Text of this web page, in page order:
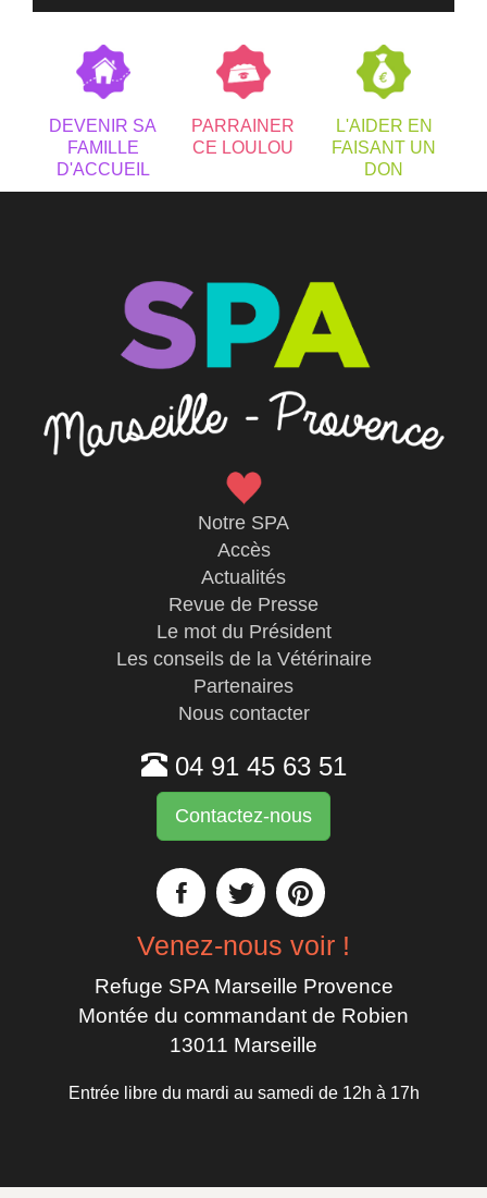
DEVENIR SA
FAMILLE
D'ACCUEIL
PARRAINER
CE LOULOU
L'AIDER EN
FAISANT UN
DON
Notre SPA
Accès
Actualités
Revue de Presse
Le mot du Président
Les conseils de la Vétérinaire
Partenaires
Nous contacter
04 91 45 63 51
Contactez-nous
Venez-nous voir !
Refuge SPA Marseille Provence
Montée du commandant de Robien
13011 Marseille
Entrée libre du mardi au samedi de 12h à 17h